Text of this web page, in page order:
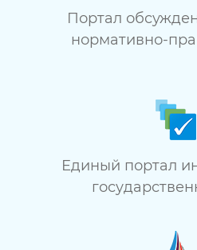
Портал
нормативно-
Единый портал